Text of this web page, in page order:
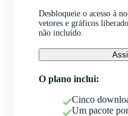
Desbloqueie o acesso à
vetores e gráficos
não incluído.
O plano inclui:
Cinco
Um pacote